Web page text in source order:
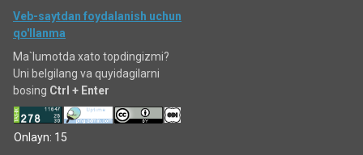
Veb-saytdan foydalanish uchun
qo'llanma
Ma`lumotda xato topdingizmi?
Uni belgilang va quyidagilarni
bosing Ctrl + Enter
Onlayn: 15